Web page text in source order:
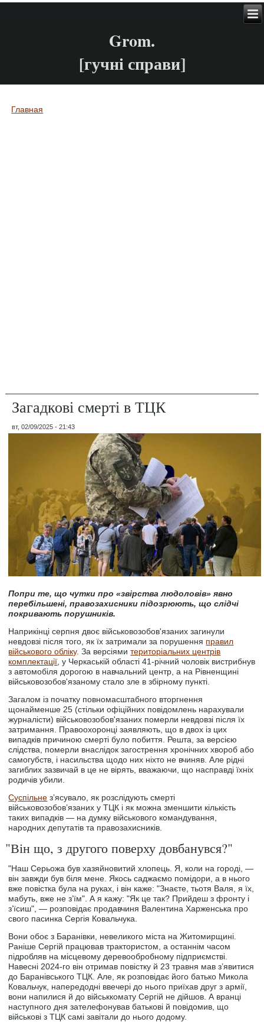
Grom.
[гучні справи]
Вы здесь
Главная
Загадкові смерті в ТЦК
вт, 02/09/2025 - 21:43
Попри те, що чутки про «звірства людоловів» явно
перебільшені, правозахисники підозрюють, що слідчі
покривають порушників.
Наприкінці серпня двоє військовозобов'язаних загинули
невдовзі після того, як їх затримали за порушення правил
військового обліку. За версіямитериторіальних центрів
комплектації , у Черкаській області 41-річний чоловік вистрибнув
з автомобіля дорогою в навчальний центр, а на Рівненщині
військовозобов'язаному стало зле в збірному пункті.
Загалом із початку повномасштабного вторгнення
щонайменше 25 (стільки офіційних повідомлень нарахували
журналісти) військовозобов'язаних померли невдовзі після їх
затримання. Правоохоронці заявляють, що в двох із цих
випадків причиною смерті було побиття. Решта, за версією
слідства, померли внаслідок загострення хронічних хвороб або
самогубств, і насильства щодо них ніхто не вчиняв. Але рідні
загиблих зазвичай в це не вірять, вважаючи, що насправді їхніх
родичів убили.
Суспільне з’ясувало, як розслідують смерті
військовозобов’язаних у ТЦК і як можна зменшити кількість
таких випадків ― на думку військового командування,
народних депутатів та правозахисників.
"Він що, з другого поверху довбанувся?"
"Наш Серьожа був хазяйновитий хлопець. Я, коли на городі, —
він завжди був біля мене. Якось саджаємо помідори, а в нього
вже повістка була на руках, і він каже: "Знаєте, тьотя Валя, я їх,
мабуть, вже не з’їм". А я кажу: "Як це так? Прийдеш з фронту і
з’їсиш", — розповідає продавчиня Валентина Харженська про
свого пасинка Сергія Ковальчука.
Вони обоє з Баранівки, невеликого міста на Житомирщині.
Раніше Сергій працював трактористом, а останнім часом
підробляв на місцевому деревообробному підприємстві.
Навесні 2024-го він отримав повістку й 23 травня мав з’явитися
до Баранівського ТЦК. Але, як розповідає його батько Микола
Ковальчук, напередодні ввечері до нього приїхав друг з армії,
вони напилися й до військкомату Сергій не дійшов. А вранці
наступного дня зателефонував батькові й повідомив, що
військові з ТЦК самі завітали до нього додому.